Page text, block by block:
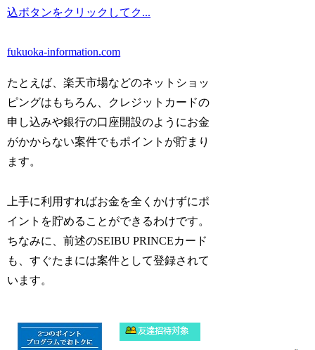
込ボタンをクリックしてク...
fukuoka-information.com
たとえば、楽天市場などのネットショッ
ピングはもちろん、クレジットカードの
申し込みや銀行の口座開設のようにお金
がかからない案件でもポイントが貯まり
ます。
上手に利用すればお金を全くかけずにポ
イントを貯めることができるわけです。
ちなみに、前述のSEIBU PRINCEカード
も、すぐたまには案件として登録されて
います。